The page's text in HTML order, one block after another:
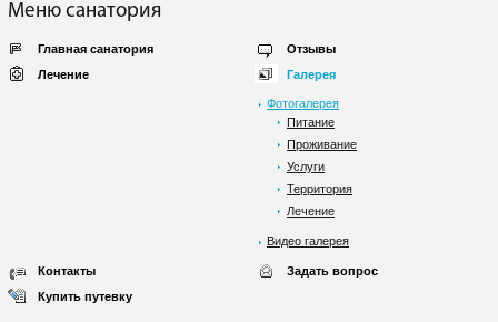
Меню санатория
Главная санатория
Отзывы
Лечение
Галерея
Фотогалерея
Питание
Проживание
Услуги
Территория
Лечение
Видео галерея
Контакты
Задать вопрос
Купить путевку